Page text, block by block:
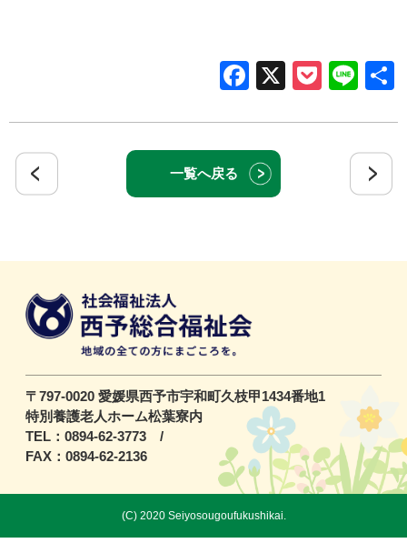
Facebook
X
一覧へ戻る
〒797-0020 愛媛県西予市宇和町久枝甲1434番地1
特別養護老人ホーム松葉寮内
TEL：0894-62-3773 /
FAX：0894-62-2136
(C) 2020 Seiyosougoufukushikai.